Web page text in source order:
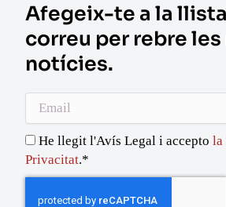
Afegeix-te a la
correu per rebre
notícies.
Email
He llegit l'Avís Legal i acceptola
Privacitat.*